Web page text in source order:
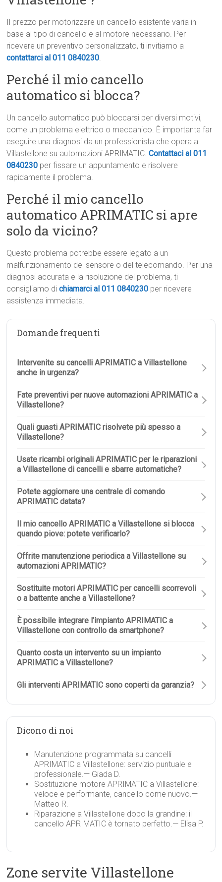
Il prezzo per motorizzare un cancello esistente varia in
base al tipo di cancello e al motore necessario. Per
ricevere un preventivo personalizzato, ti invitiamo a
contattarci al 011 0840230.
Perché il mio cancello
automatico si blocca?
Un cancello automatico può bloccarsi per diversi motivi,
come un problema elettrico o meccanico. È importante far
eseguire una diagnosi da un professionista che opera a
Villastellone su automazioni APRIMATIC.Contattaci al 011
0840230 per fissare un appuntamento e risolvere
rapidamente il problema.
Perché il mio cancello
automatico APRIMATIC si apre
solo da vicino?
Questo problema potrebbe essere legato a un
malfunzionamento del sensore o del telecomando. Per una
diagnosi accurata e la risoluzione del problema, ti
consigliamo dichiamarci al 011 0840230 per ricevere
assistenza immediata.
Domande frequenti
Intervenite su cancelli APRIMATIC a Villastellone
anche in urgenza?
Fate preventivi per nuove automazioni APRIMATIC a
Villastellone?
Quali guasti APRIMATIC risolvete più spesso a
Villastellone?
Usate ricambi originali APRIMATIC per le riparazioni
a Villastellone di cancelli e sbarre automatiche?
Potete aggiornare una centrale di comando
APRIMATIC datata?
Il mio cancello APRIMATIC a Villastellone si blocca
quando piove: potete verificarlo?
Offrite manutenzione periodica a Villastellone su
automazioni APRIMATIC?
Sostituite motori APRIMATIC per cancelli scorrevoli
o a battente anche a Villastellone?
È possibile integrare l’impianto APRIMATIC a
Villastellone con controllo da smartphone?
Quanto costa un intervento su un impianto
APRIMATIC a Villastellone?
Gli interventi APRIMATIC sono coperti da garanzia?
Dicono di noi
Manutenzione programmata su cancelli
APRIMATIC a Villastellone: servizio puntuale e
professionale.— Giada D.
Sostituzione motore APRIMATIC a Villastellone:
veloce e performante, cancello come nuovo.—
Matteo R.
Riparazione a Villastellone dopo la grandine: il
cancello APRIMATIC è tornato perfetto.— Elisa P.
Zone servite Villastellone